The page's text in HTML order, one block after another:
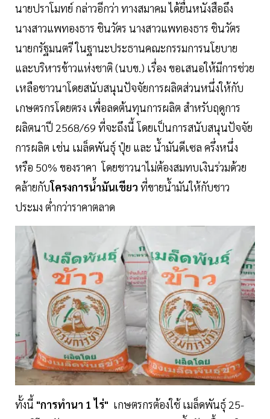
นายปราโมทย์ กล่าวอีกว่า ทางสมาคม ได้ยื่นหนังสือถึง
นางสาวแพทองธาร ชินวัตร นางสาวแพทองธาร ชินวัตร
นายกรัฐมนตรี ในฐานะประธานคณะกรรมการนโยบาย
และบริหารข้าวแห่งชาติ (นบข.) เรื่อง ขอเสนอให้มีการช่วย
เหลือชาวนาโดยสนับสนุนปัจจัยการผลิตส่วนหนึ่งให้กับ
เกษตรกรโดยตรง เพื่อลดต้นทุนการผลิต สำหรับฤดูการ
ผลิตนาปี 2568/69 ที่จะถึงนี้ โดยเป็นการสนับสนุนปัจจัย
การผลิต เช่น เมล็ดพันธุ์ ปุ๋ย และ น้ำมันดีเซล ครึ่งหนึ่ง
หรือ 50% ของราคา โดยชาวนาไม่ต้องสมทบเงินร่วมด้วย
คล้ายกับโครงการน้ำมันเขียว ที่ขายน้ำมันให้กับชาว
ประมง ต่ำกว่าราคาตลาด
ทั้งนี้ "การทำนา 1 ไร่" เกษตรกรต้องใช้ เมล็ดพันธุ์ 25-